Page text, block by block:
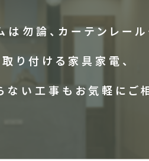
は勿論、カーテンレール
り付ける家具家電、
ない工事も お気軽にご